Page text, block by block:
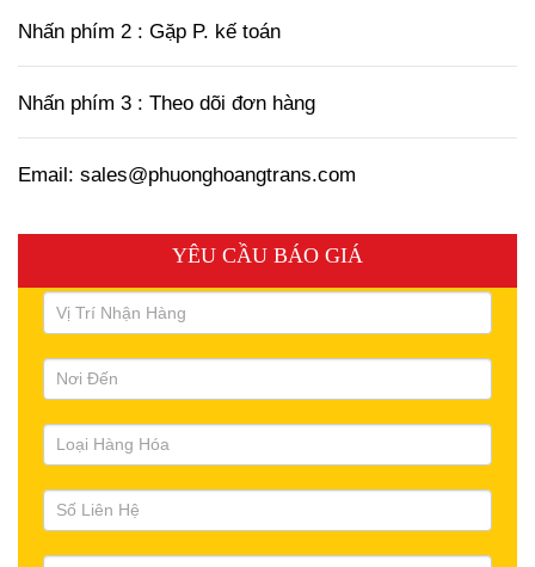
Nhấn phím 2 : Gặp P. kế toán
Nhấn phím 3 : Theo dõi đơn hàng
Email: sales@phuonghoangtrans.com
YÊU CẦU BÁO GIÁ